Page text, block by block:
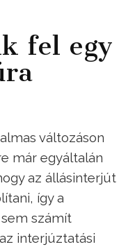
fel egy
változáson
már egyáltalán
az állásinterjút
így a
számít
interjúztatási